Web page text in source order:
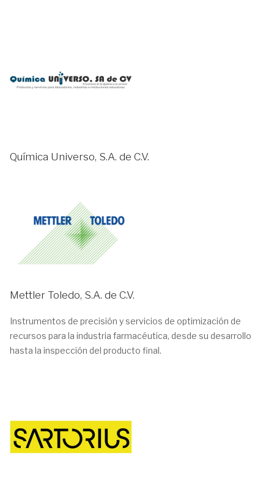
Química Universo, S.A. de C.V.
Mettler Toledo, S.A. de C.V.
Instrumentos de precisión y servicios de optimización de
recursos para la industria farmacéutica, desde su desarrollo
hasta la inspección del producto final.